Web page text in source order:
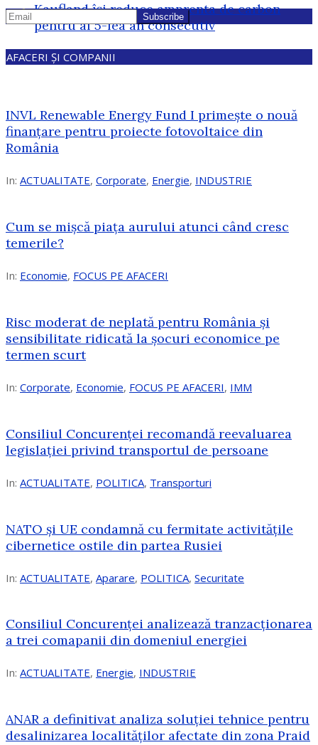
Kaufland își reduce amprenta de carbon
pentru al 5-lea an consecutiv
AFACERI ȘI COMPANII
INVL Renewable Energy Fund I primește o nouă
finanțare pentru proiecte fotovoltaice din
România
In: ACTUALITATE, Corporate, Energie, INDUSTRIE
Cum se mișcă piața aurului atunci când cresc
temerile?
In: Economie, FOCUS PE AFACERI
Risc moderat de neplată pentru România și
sensibilitate ridicată la șocuri economice pe
termen scurt
In: Corporate, Economie, FOCUS PE AFACERI, IMM
Consiliul Concurenței recomandă reevaluarea
legislației privind transportul de persoane
In: ACTUALITATE, POLITICA, Transporturi
NATO și UE condamnă cu fermitate activitățile
cibernetice ostile din partea Rusiei
In: ACTUALITATE, Aparare, POLITICA, Securitate
Consiliul Concurenţei analizează tranzacționarea
a trei comapanii din domeniul energiei
In: ACTUALITATE, Energie, INDUSTRIE
ANAR a definitivat analiza soluției tehnice pentru
desalinizarea localităților afectate din zona Praid